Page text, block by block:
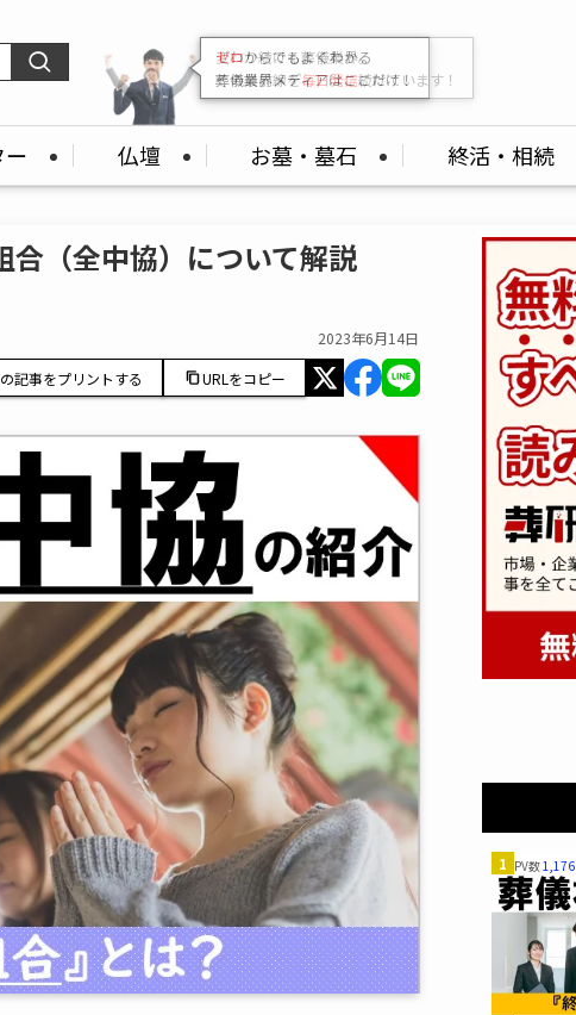
変わり続ける葬儀業界。
その最前線を毎日発信続けています！
仏壇 お墓・墓石 終活・相続
（全中協）について解説
2023年6月14日
記事をプリントする
URLをコピー
1 PV数1,176